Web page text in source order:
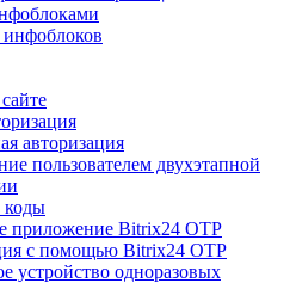
инфоблоков
авторизация
пользователем двухэтапной
коды
приложение Bitrix24 OTP
с помощью Bitrix24 OTP
устройство одноразовых